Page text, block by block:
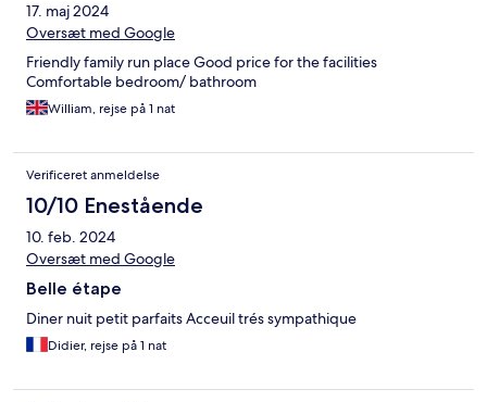
17. maj 2024
Oversæt med Google
Friendly family run place Good price for the facilities
Comfortable bedroom/ bathroom
William, rejse på 1 nat
Verificeret anmeldelse
10/10 Enestående
10. feb. 2024
Oversæt med Google
Belle étape
Diner nuit petit parfaits Acceuil trés sympathique
Didier, rejse på 1 nat